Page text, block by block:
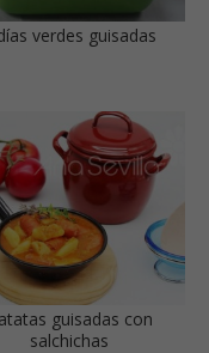
verdes guisadas
guisadas con
salchichas